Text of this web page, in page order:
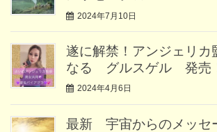
2024年7月10日
遂に解禁！アンジェリ
なる グルスゲル 発売
2024年4月6日
最新 宇宙からのメッセ